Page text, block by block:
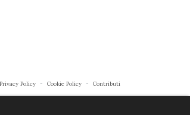
Privacy Policy Cookie Policy Contributi